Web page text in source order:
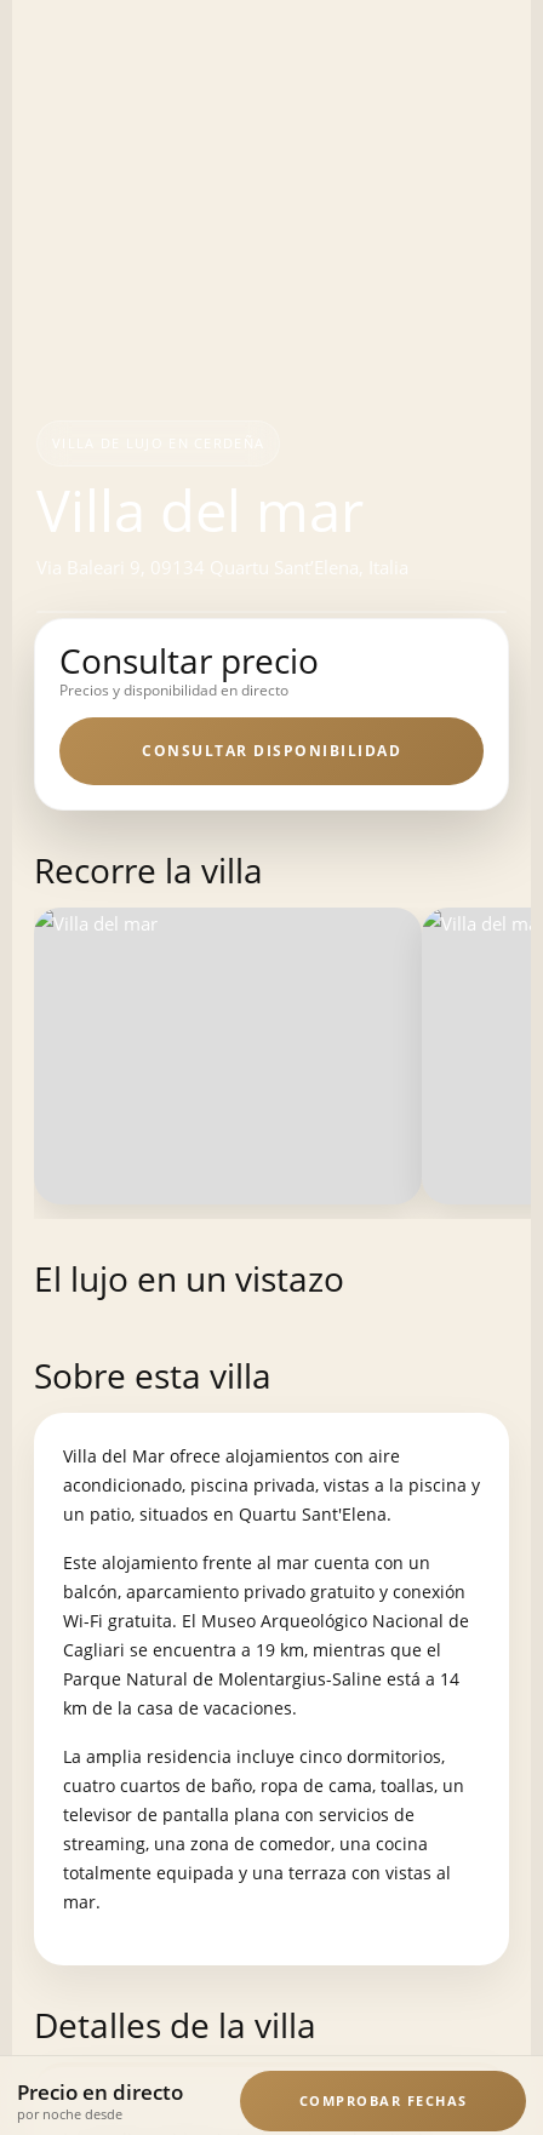
Villa del mar
Via Baleari 9, 09134 Quartu SantʼElena, Italia
Consultar precio
Precios y disponibilidad en directo
CONSULTAR DISPONIBILIDAD
Recorre la villa
El lujo en un vistazo
Sobre esta villa
Villa del Mar ofrece alojamientos con aire
acondicionado, piscina privada, vistas a la piscina y
un patio, situados en Quartu Sant'Elena.
Este alojamiento frente al mar cuenta con un
balcón, aparcamiento privado gratuito y conexión
Wi-Fi gratuita. El Museo Arqueológico Nacional de
Cagliari se encuentra a 19 km, mientras que el
Parque Natural de Molentargius-Saline está a 14
km de la casa de vacaciones.
La amplia residencia incluye cinco dormitorios,
cuatro cuartos de baño, ropa de cama, toallas, un
televisor de pantalla plana con servicios de
streaming, una zona de comedor, una cocina
totalmente equipada y una terraza con vistas al
mar.
Detalles de la villa
Precio en directo
por noche desde
COMPROBAR FECHAS